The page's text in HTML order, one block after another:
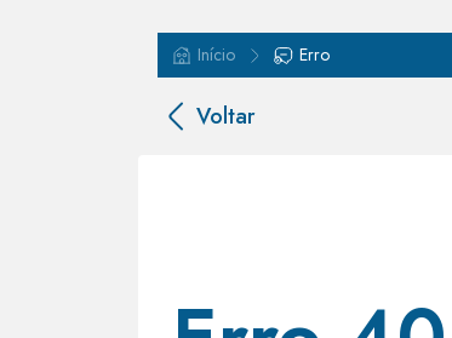
Início Erro
Voltar